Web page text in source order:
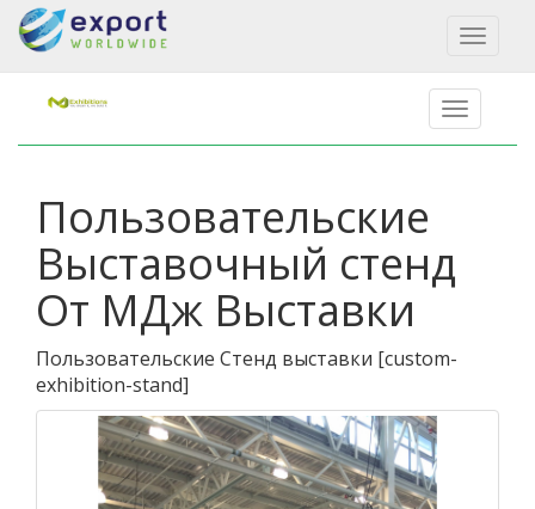
Toggle
Пользовательские
Выставочный стенд
От МДж Выставки
Пользовательские Стенд выставки [custom-
exhibition-stand]